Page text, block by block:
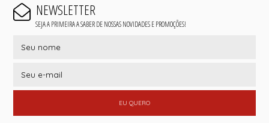
NEWSLETTER
SEJA A PRIMEIRA A SABER DE NOSSAS NOVIDADES E PROMOÇÕES!
EU QUERO